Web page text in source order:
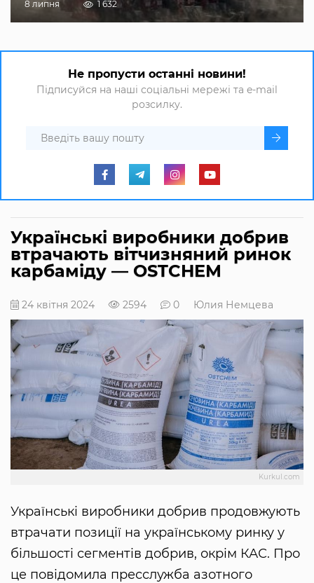
8 липня 1 632
Не пропусти останні новини!
Підписуйся на наші соціальні мережі та e-mail
розсилку.
Українські виробники добрив
втрачають вітчизняний ринок
карбаміду — OSTCHEM
24 квітня 2024 2594 0 Юлия Немцева
Kurkul.com
Українські виробники добрив продовжують
втрачати позиції на українському ринку у
більшості сегментів добрив, окрім КАС. Про
це повідомила пресслужба азотного